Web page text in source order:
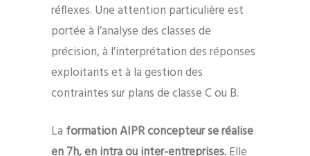
réflexes. Une attention particulière est
portée à l’analyse des classes de
précision, à l’interprétation des réponses
exploitants et à la gestion des
contraintes sur plans de classe C ou B.
La formation AIPR concepteurse réalise
en 7h, en intra ou inter-entreprises.Elle